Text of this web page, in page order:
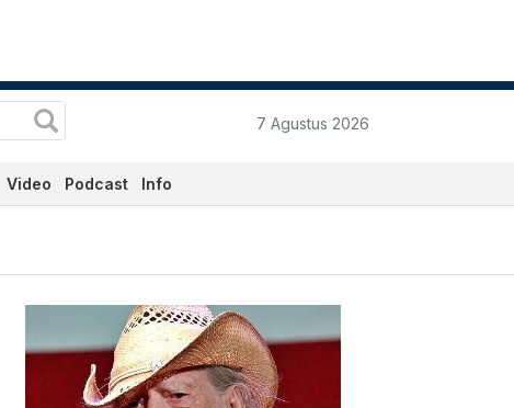
7 Agustus 2026
Video Podcast Info